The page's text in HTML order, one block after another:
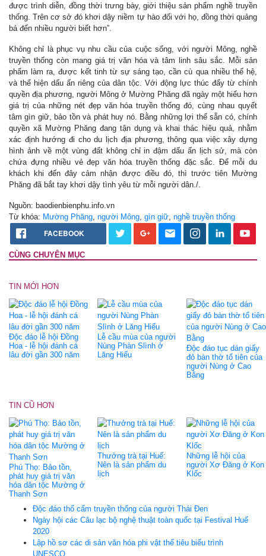
được trình diễn, đồng thời trưng bày, giới thiệu sản phẩm nghề truyền
thống. Trên cơ sở đó khơi dậy niềm tự hào đối với họ, đồng thời quảng
bá đến nhiều người biết hơn”.
Không chỉ là phục vụ nhu cầu của cuộc sống, với người Mông, nghề
truyền thống còn mang giá trị văn hóa và tâm linh sâu sắc. Mỗi sản
phẩm làm ra, được kết tinh từ sự sáng tạo, cần cù qua nhiều thế hệ,
và thể hiện dấu ấn riêng của dân tộc. Với động lực thúc đẩy từ chính
quyền địa phương, người Mông ở Mường Phăng đã ngày một hiểu hơn
giá trị của những nét đẹp văn hóa truyền thống đó, cùng nhau quyết
tâm gìn giữ, bảo tồn và phát huy nó. Bằng những lợi thế sẵn có, chính
quyền xã Mường Phăng đang tận dụng và khai thác hiệu quả, nhằm
xác định hướng đi cho du lịch địa phương, thông qua việc xây dựng
hình ảnh về một vùng đất không chỉ in đậm dấu ấn lịch sử, mà còn
chứa đựng nhiều vẻ đẹp văn hóa truyền thống đặc sắc. Ðể mỗi du
khách khi đến đây cảm nhận được điều đó, thì trước tiên Mường
Phăng đã bắt tay khơi dậy tình yêu từ mỗi người dân./.
Nguồn: baodienbienphu.info.vn
Từ khóa: Mường Phăng người Mông gìn giữ nghề truyền thống
FACEBOOK
CÙNG CHUYÊN MỤC
TIN MỚI HƠN
Độc đáo lễ hội Đồng
Hoa - lễ hội đánh cá
lâu đời gần 300 năm
Lễ cầu mùa của người
Nùng Phàn Slình ở
Lăng Hiếu
Độc đáo tục dán giấy
đỏ bàn thờ tổ tiên của
người Nùng ở Cao
Bằng
TIN CŨ HƠN
Phú Thọ: Bảo tồn,
phát huy giá trị văn
hóa dân tộc Mường ở
Thanh Sơn
Thưởng trà tại Huế:
Nên là sản phẩm du
lịch
Những lễ hội của
người Xơ Đăng ở Kon
Klốc
Độc đáo thổ cẩm truyền thống của người Thái Đen
Ngày hội các Câu lạc bộ nghệ thuật toàn quốc tại Festival Huế
2020
Lập hồ sơ các di sản văn hóa phi vật thể tiêu biểu trình
UNESCO